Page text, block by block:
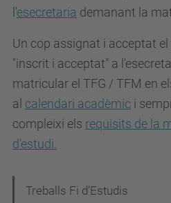
l'esecretaria demanant la
Un cop assignat i acceptat
"inscrit i acceptat" a
matricular el TFG / TFM en
al calendari acadèmic i
compleixi els requisits de la
d'estudi.
Treballs Fi d’Estudis